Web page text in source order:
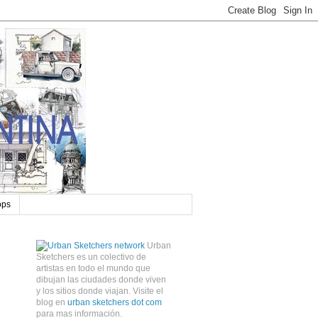
Urban
Sketchers es un colectivo de
artistas en todo el mundo que
dibujan las ciudades donde viven
y los sitios donde viajan. Visite el
blog en urban sketchers dot com
para mas información.